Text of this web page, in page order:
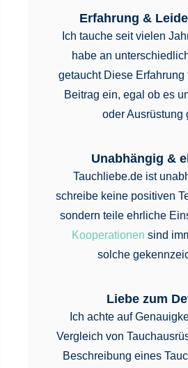
Erfahrung &
Ich tauche seit vielen
habe an
getaucht Diese
Beitrag ein, egal ob es
oder Ausrüstung
Unabhängig &
Tauchliebe.de ist
schreibe keine positiven
sondern teile ehrliche
Kooperationen sind
solche
Liebe zum
Ich achte auf
Vergleich von
Beschreibung eines